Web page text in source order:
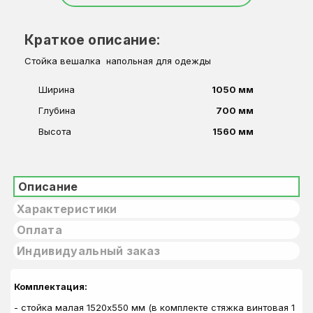
Краткое описание:
Стойка вешалка напольная для одежды
Ширина
1050 мм
Глубина
700 мм
Высота
1560 мм
Описание
Характеристики
Оплата
Индивидуальный заказ
Комплектация:
- стойка малая 1520х550 мм (в комплекте стяжка винтовая 1